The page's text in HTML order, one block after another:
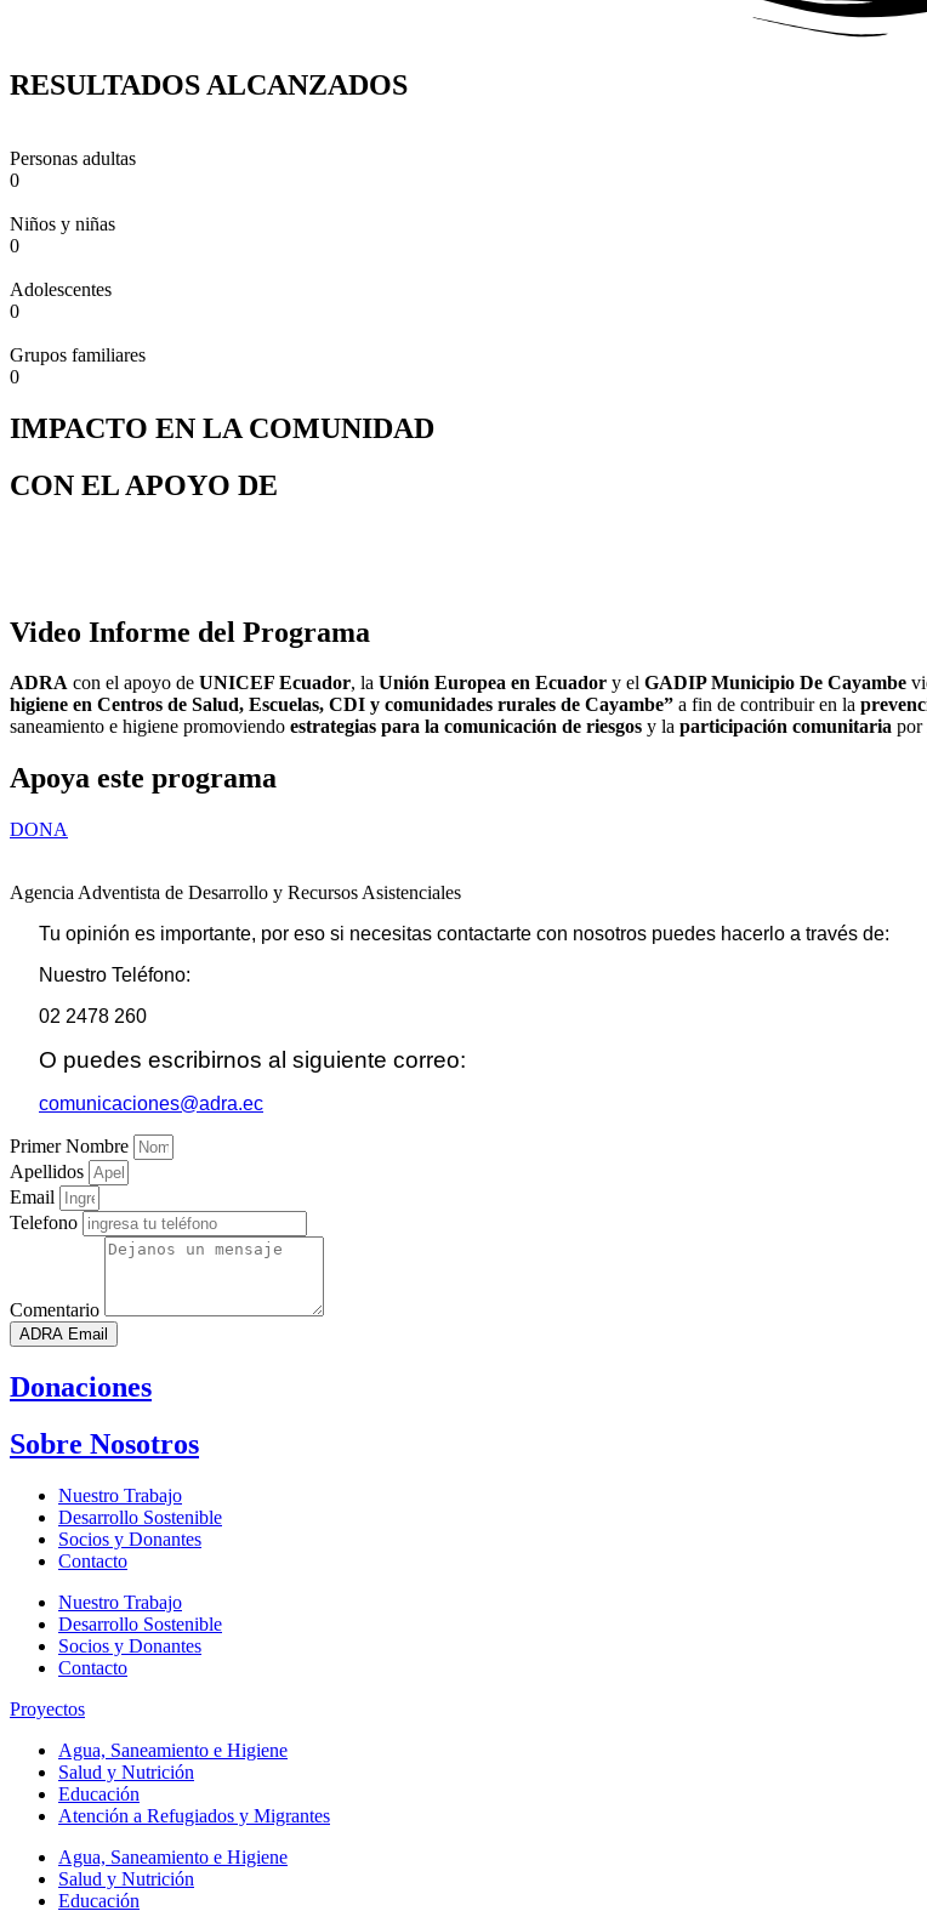
RESULTADOS ALCANZADOS
Personas adultas
0
Niños y niñas
0
Adolescentes
0
Grupos familiares
0
IMPACTO EN LA COMUNIDAD
CON EL APOYO DE
Video Informe del Programa
ADRA con el apoyo de UNICEF Ecuador, la Unión Europea en Ecuador y el GADIP Municipio De Cayambe
higiene en Centros de Salud, Escuelas, CDI y comunidades rurales de Cayambe” a fin de contribuir en la
saneamiento e higiene promoviendo estrategias para la comunicación de riesgos y la participación comunitaria por
Apoya este programa
DONA
Agencia Adventista de Desarrollo y Recursos Asistenciales
Tu opinión es importante, por eso si necesitas contactarte con nosotros puedes hacerlo a través de:
Nuestro Teléfono:
02 2478 260
O puedes escribirnos al siguiente correo:
comunicaciones@adra.ec
Primer Nombre
Apellidos
Email
Telefono
Comentario
ADRA Email
Donaciones
Sobre Nosotros
Nuestro Trabajo
Desarrollo Sostenible
Socios y Donantes
Contacto
Nuestro Trabajo
Desarrollo Sostenible
Socios y Donantes
Contacto
Proyectos
Agua, Saneamiento e Higiene
Salud y Nutrición
Educación
Atención a Refugiados y Migrantes
Agua, Saneamiento e Higiene
Salud y Nutrición
Educación